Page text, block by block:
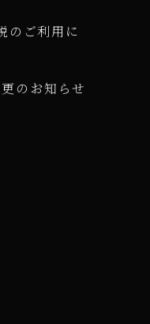
のご利用に
のお知らせ